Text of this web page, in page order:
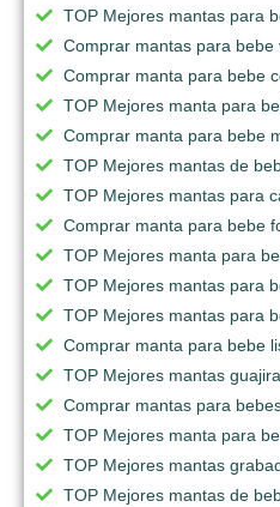
TOP Mejores mantas para
Comprar mantas para bebe
Comprar manta para bebe
TOP Mejores manta para
Comprar manta para bebe
TOP Mejores mantas de
TOP Mejores mantas para
Comprar manta para bebe
TOP Mejores manta para
TOP Mejores mantas para
TOP Mejores mantas para
Comprar manta para bebe
TOP Mejores mantas
Comprar mantas para
TOP Mejores manta para
TOP Mejores mantas
TOP Mejores mantas de